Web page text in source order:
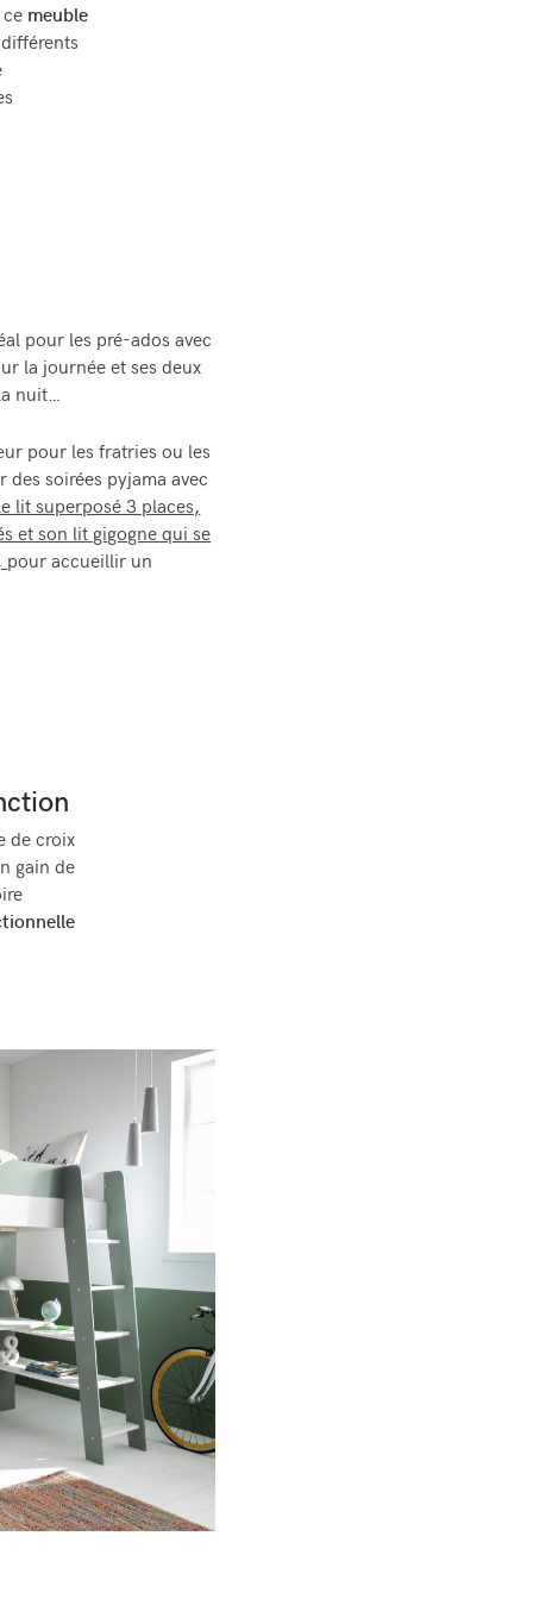
meuble
pour les pré-ados avec
la journée et ses deux
nuit…
pour les fratries ou les
soirées pyjama avec
lit superposé 3 places,
et son lit gigogne qui se
pour accueillir un
de croix
gain de